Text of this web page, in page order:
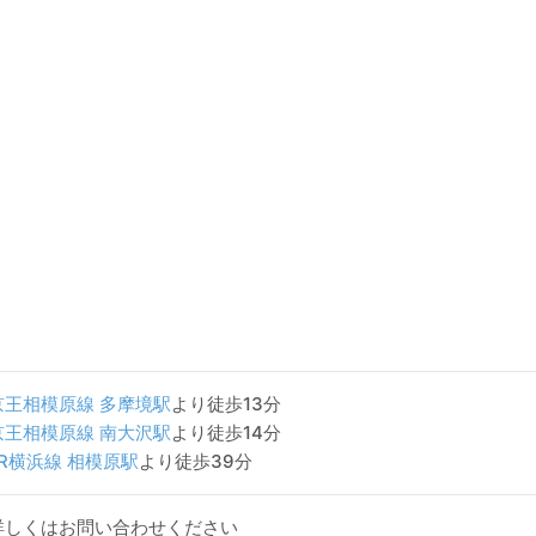
王相模原線 多摩境駅より徒歩13分
王相模原線 南大沢駅より徒歩14分
横浜線 相模原駅より徒歩39分
しくはお問い合わせください